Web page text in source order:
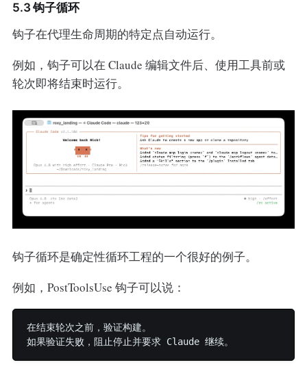
5.3 钩子循环
钩子在代理生命周期的特定点自动运行。
例如，钩子可以在 Claude 编辑文件后、使用工具前或
轮次即将结束时运行。
钩子循环是确定性循环工程的一个很好的例子。
例如，PostToolsUse 钩子可以说：
在结束轮次之前，验证构建。